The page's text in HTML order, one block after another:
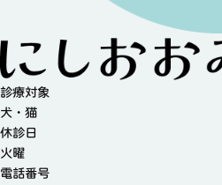
診療対象
犬・猫
休診日
火曜
電話番号